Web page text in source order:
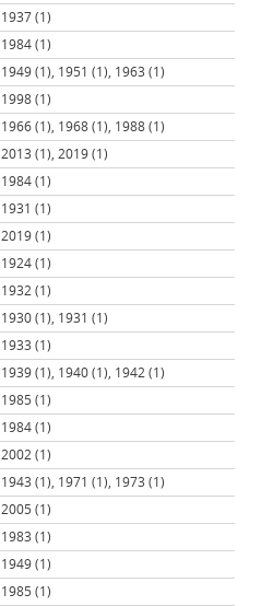
1937 (1)
1984 (1)
1949 (1), 1951 (1), 1963 (1)
1998 (1)
1966 (1), 1968 (1), 1988 (1)
2013 (1), 2019 (1)
1984 (1)
1931 (1)
2019 (1)
1924 (1)
1932 (1)
1930 (1), 1931 (1)
1933 (1)
1939 (1), 1940 (1), 1942 (1)
1985 (1)
1984 (1)
2002 (1)
1943 (1), 1971 (1), 1973 (1)
2005 (1)
1983 (1)
1949 (1)
1985 (1)